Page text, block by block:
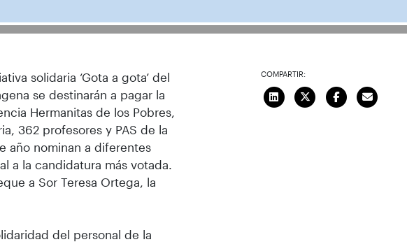
solidaria ‘Gota a gota’ del
se destinarán a pagar la
Hermanitas de los Pobres,
362 profesores y PAS de la
año nominan a diferentes
a la candidatura más votada.
a Sor Teresa Ortega, la
del personal de la
COMPARTIR: